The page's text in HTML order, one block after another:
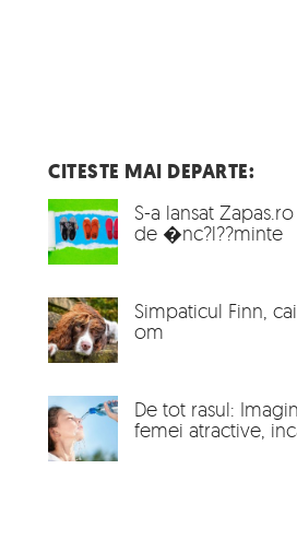
CITESTE MAI DEPARTE:
S-a lansat
de �nc?l??minte
Simpaticul Finn,
om
De tot rasul:
femei atractive,